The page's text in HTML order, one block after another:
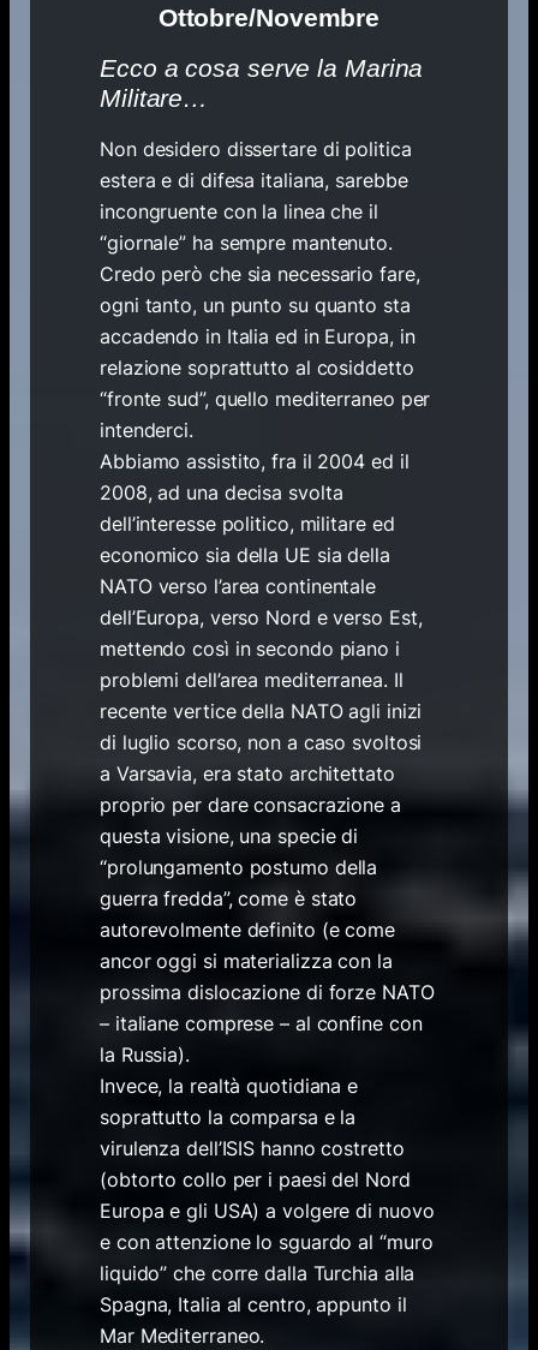
Ottobre/Novembre
Ecco a cosa serve la Marina
Militare…
Non desidero dissertare di politica
estera e di difesa italiana, sarebbe
incongruente con la linea che il
“giornale” ha sempre mantenuto.
Credo però che sia necessario fare,
ogni tanto, un punto su quanto sta
accadendo in Italia ed in Europa, in
relazione soprattutto al cosiddetto
“fronte sud”, quello mediterraneo per
intenderci.
Abbiamo assistito, fra il 2004 ed il
2008, ad una decisa svolta
dell’interesse politico, militare ed
economico sia della UE sia della
NATO verso l’area continentale
dell’Europa, verso Nord e verso Est,
mettendo così in secondo piano i
problemi dell’area mediterranea. Il
recente vertice della NATO agli inizi
di luglio scorso, non a caso svoltosi
a Varsavia, era stato architettato
proprio per dare consacrazione a
questa visione, una specie di
“prolungamento postumo della
guerra fredda”, come è stato
autorevolmente definito (e come
ancor oggi si materializza con la
prossima dislocazione di forze NATO
– italiane comprese – al confine con
la Russia).
Invece, la realtà quotidiana e
soprattutto la comparsa e la
virulenza dell’ISIS hanno costretto
(obtorto collo per i paesi del Nord
Europa e gli USA) a volgere di nuovo
e con attenzione lo sguardo al “muro
liquido” che corre dalla Turchia alla
Spagna, Italia al centro, appunto il
Mar Mediterraneo.